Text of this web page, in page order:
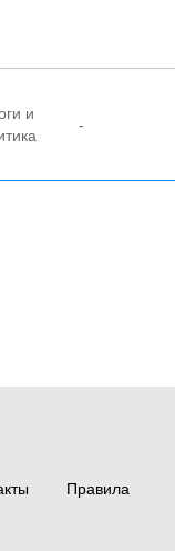
и
-
Правила